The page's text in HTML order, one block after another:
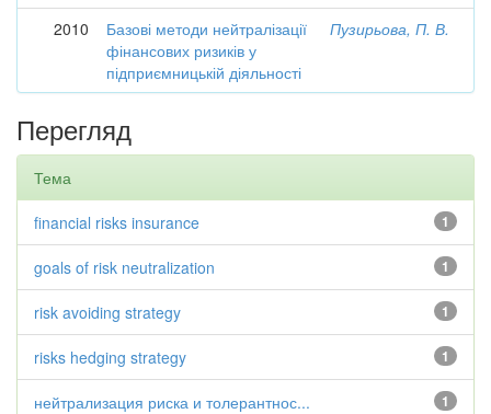
2010
Базові методи нейтралізації
фінансових ризиків у
підприємницькій діяльності
Пузирьова, П. В.
Перегляд
Тема
1
financial risks insurance
1
goals of risk neutralization
1
risk avoiding strategy
1
risks hedging strategy
1
нейтрализация риска и толерантнос...